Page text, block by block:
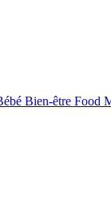
Bien-être Food